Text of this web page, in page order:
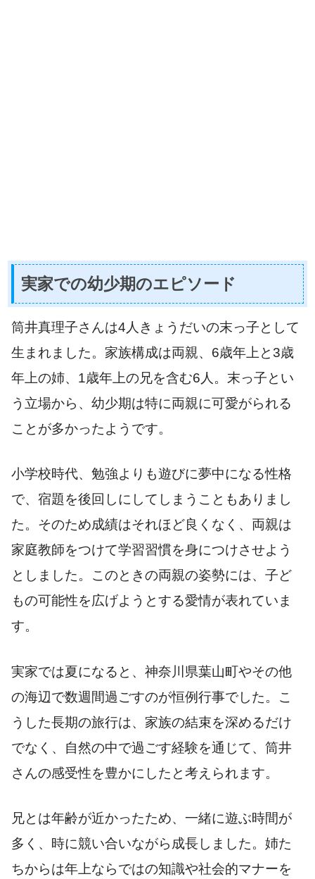
実家での幼少期のエピソード
筒井真理子さんは4人きょうだいの末っ子として
生まれました。家族構成は両親、6歳年上と3歳
年上の姉、1歳年上の兄を含む6人。末っ子とい
う立場から、幼少期は特に両親に可愛がられる
ことが多かったようです。
小学校時代、勉強よりも遊びに夢中になる性格
で、宿題を後回しにしてしまうこともありまし
た。そのため成績はそれほど良くなく、両親は
家庭教師をつけて学習習慣を身につけさせよう
としました。このときの両親の姿勢には、子ど
もの可能性を広げようとする愛情が表れていま
す。
実家では夏になると、神奈川県葉山町やその他
の海辺で数週間過ごすのが恒例行事でした。こ
うした長期の旅行は、家族の結束を深めるだけ
でなく、自然の中で過ごす経験を通じて、筒井
さんの感受性を豊かにしたと考えられます。
兄とは年齢が近かったため、一緒に遊ぶ時間が
多く、時に競い合いながら成長しました。姉た
ちからは年上ならではの知識や社会的マナーを